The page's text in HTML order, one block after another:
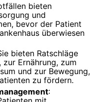
bieten
und
bevor der Patient
überwiesen
bieten Ratschläge
Ernährung, zum
und zur Bewegung,
zu fördern.
: